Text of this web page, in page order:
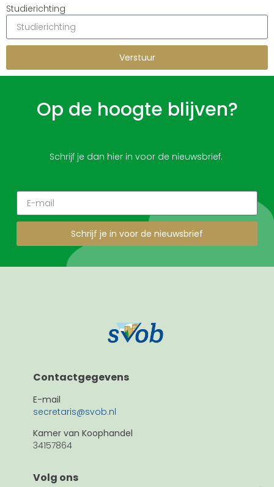
Studierichting
Verstuur
Op de hoogte blijven?
Schrijf je dan hier in voor de nieuwsbrief.
Schrijf je in voor de nieuwsbrief
Contactgegevens
E-mail
secretaris@svob.nl
Kamer van Koophandel
34157864
Volg ons